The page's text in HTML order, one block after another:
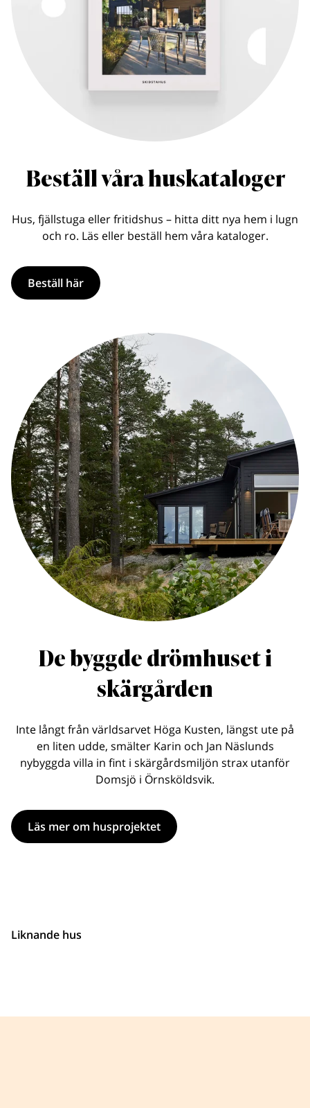
Beställ våra huskataloger
Hus, fjällstuga eller fritidshus – hitta ditt nya hem i lugn
och ro. Läs eller beställ hem våra kataloger.
Beställ här
De byggde drömhuset i
skärgården
Inte långt från världsarvet Höga Kusten, längst ute på
en liten udde, smälter Karin och Jan Näslunds
nybyggda villa in fint i skärgårdsmiljön strax utanför
Domsjö i Örnsköldsvik.
Läs mer om husprojektet
Liknande hus